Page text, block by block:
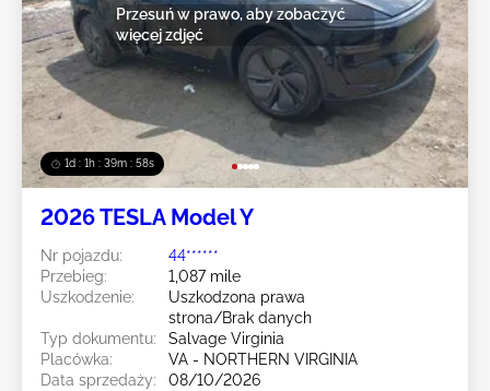
1d : 1h : 39m : 55s
Przesuń w prawo, aby zobaczyć
więcej zdjęć
2026 TESLA Model Y
Nr pojazdu:
44******
Przebieg:
1,087 mile
Uszkodzenie:
Uszkodzona prawa
strona/Brak danych
Typ dokumentu:
Salvage Virginia
Placówka:
VA - NORTHERN VIRGINIA
Data sprzedaży:
08/10/2026